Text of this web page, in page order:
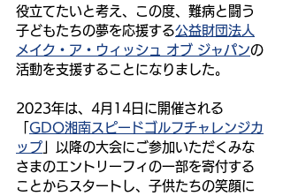
役立てたいと考え、この度、難病と闘う
子どもたちの夢を応援する公益財団法人
メイク・ア・ウィッシュ オブ ジャパンの
活動を支援することになりました。
2023年は、4月14日に開催される
GDO湘南スピードゴルフチャレンジカ
ップ 」以降の大会にご参加いただくみな
さまのエントリーフィの一部を寄付する
ことからスタートし、子供たちの笑顔に